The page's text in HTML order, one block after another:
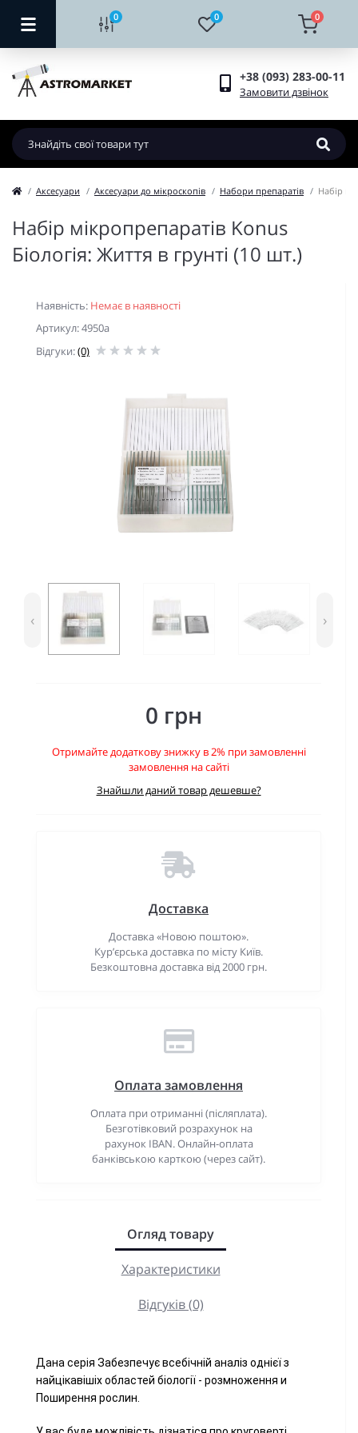
0 0 0
+38 (093) 283-00-11
Замовити дзвінок
Аксесуари Аксесуари до мікроскопів Набори препаратів Набір
Набір мікропрепаратів Konus
Біологія: Життя в грунті (10 шт.)
Наявність: Немає в наявності
Артикул: 4950a
Відгуки:(0)
‹ ›
0 грн
Отримайте додаткову знижку в 2% при замовленні
замовлення на сайті
Знайшли даний товар дешевше?
Доставка
Доставка «Новою поштою».
Кур’єрська доставка по місту Київ.
Безкоштовна доставка від 2000 грн.
Оплата замовлення
Оплата при отриманні (післяплата).
Безготівковий розрахунок на
рахунок IBAN. Онлайн-оплата
банківською карткою (через сайт).
Огляд товару
Характеристики
Відгуків (0)
Дана серія Забезпечує всебічній аналіз однієї з
найцікавішіх областей біології - розмноження и
Поширення рослин.